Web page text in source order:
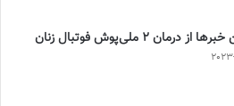
از درمان ۲ ملی‌پوش فوتبال زنان